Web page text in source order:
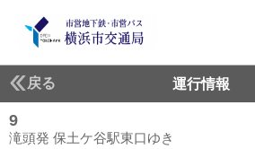
戻る 運行情報
9
滝頭発 保土ケ谷駅東口ゆき